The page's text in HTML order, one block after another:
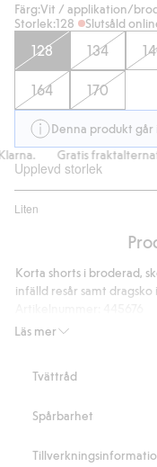
Färg:Vit / applikation/
Storlek:128 Slutsåld
128 134
164 170
Denna produkt
Gratis
Upplevd storlek
Liten
utav
3
betyg
Läs mer
Korta shorts i broderad,
infälld resår samt
Tvättråd
Spårbarhet